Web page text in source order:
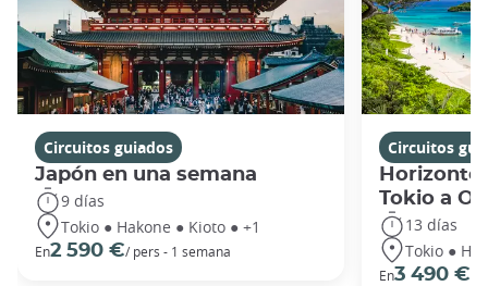
Circuitos guiados
Japón en una semana
9 días
Tokio ● Hakone ● Kioto ● +1
En2 590 €/ pers - 1 semana
Circuitos
Tokio a
13 días
Tokio ●
En3 490 €